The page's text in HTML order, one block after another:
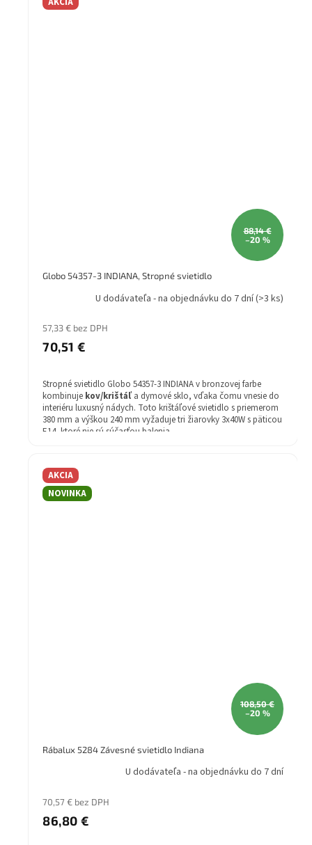
88,14 €
–20 %
Globo 54357-3 INDIANA, Stropné svietidlo
U dodávateľa - na objednávku do 7 dní(>3 ks)
57,33 € bez DPH
70,51 €
Stropné svietidlo Globo 54357-3 INDIANA v bronzovej farbe
kombinuje kov/krištáľ a dymové sklo, vďaka čomu vnesie do
interiéru luxusný nádych. Toto krištáľové svietidlo s priemerom
380 mm a výškou 240 mm vyžaduje tri žiarovky 3x40W s päticou
E14, ktoré nie sú súčasťou balenia.
Farba svietidla: bronz
Žiarovka: 3x40W
Materiál svietidla: kov/krištáľ
Záruka: 2 rok
AKCIA
NOVINKA
108,50 €
–20 %
Rábalux 5284 Závesné svietidlo Indiana
U dodávateľa - na objednávku do 7 dní
70,57 € bez DPH
86,80 €